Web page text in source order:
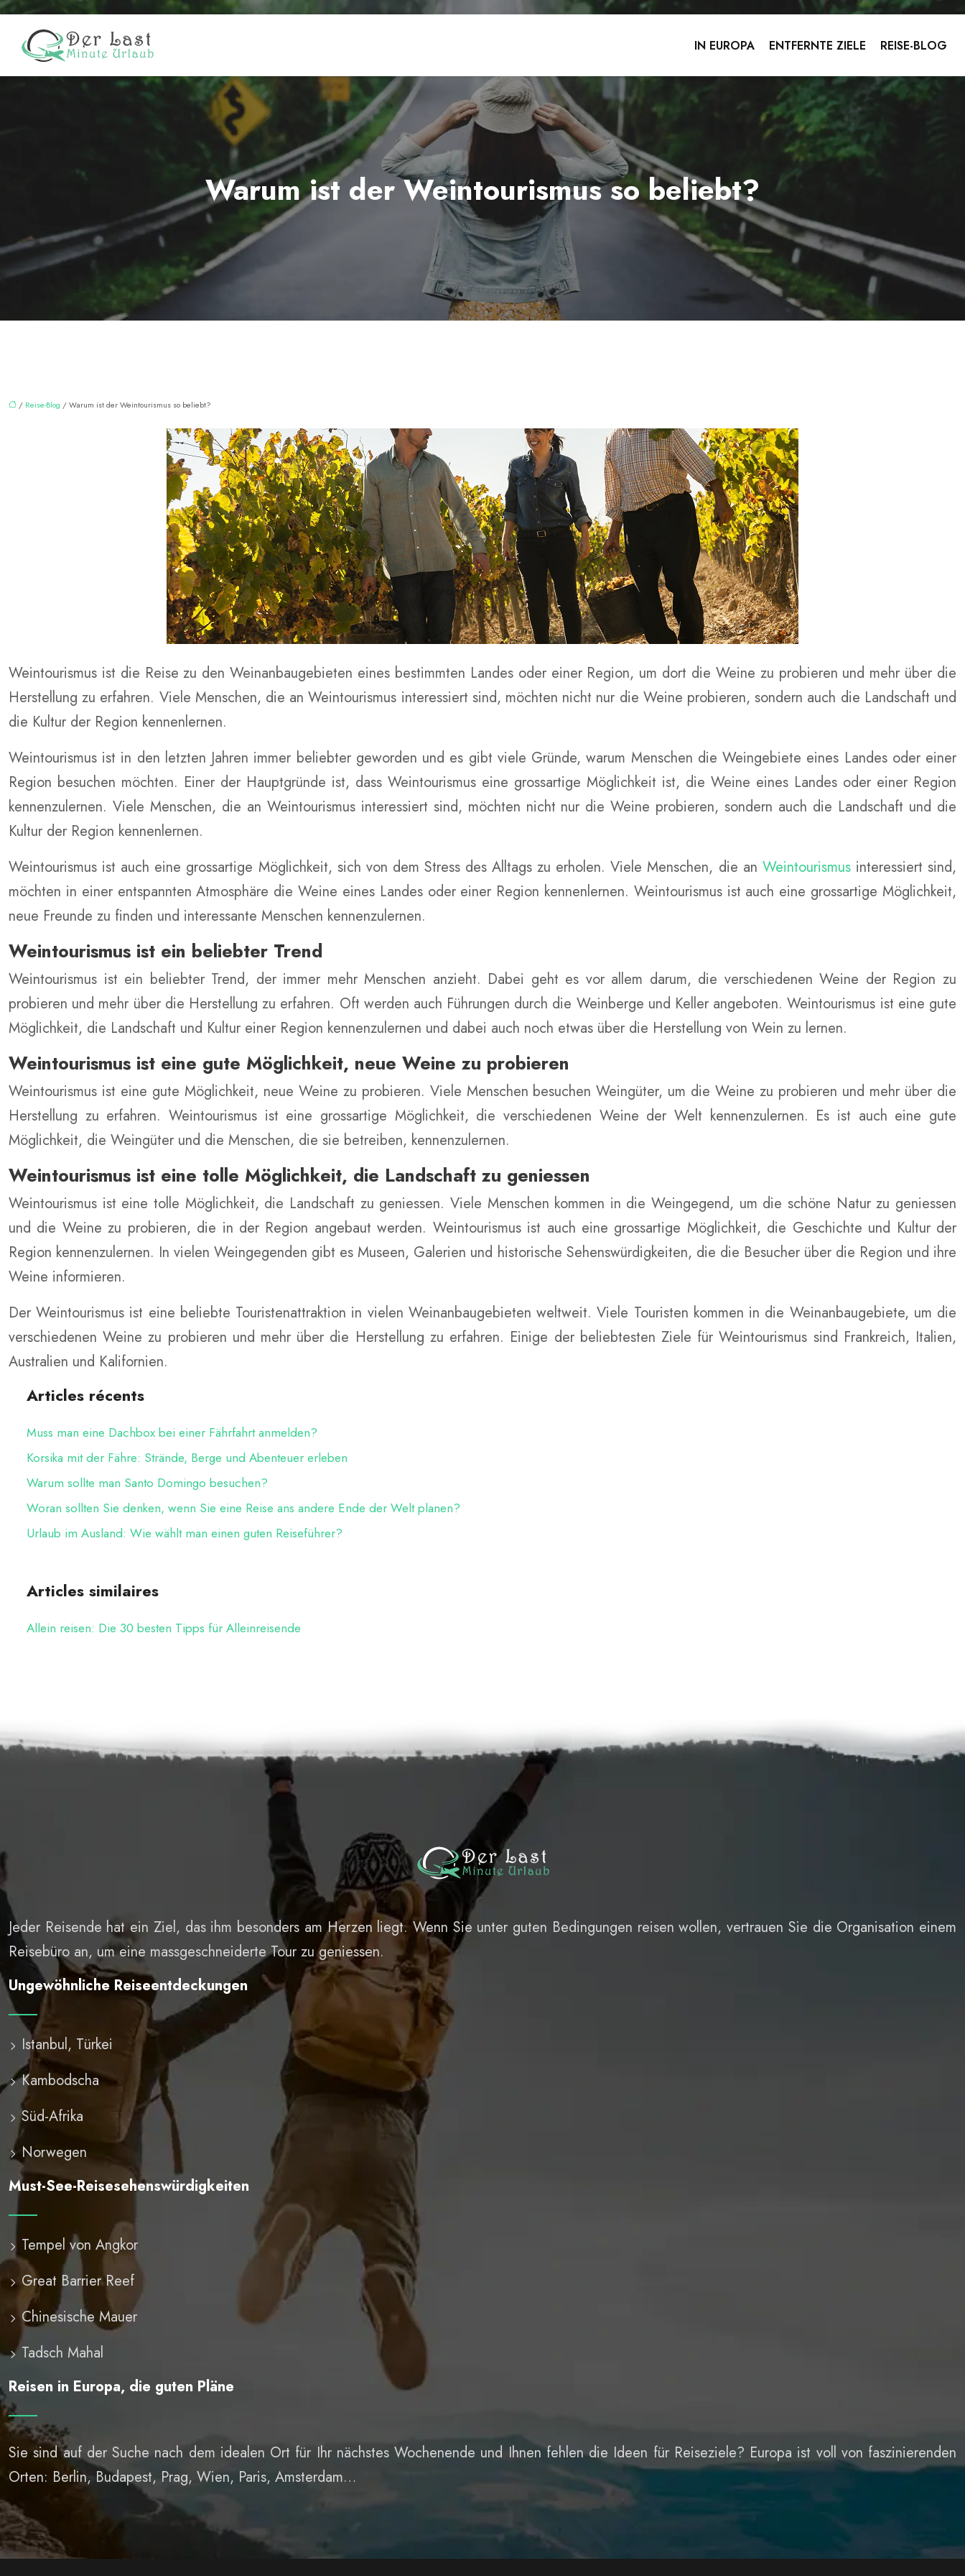
IN EUROPA ENTFERNTE ZIELE REISE-BLOG
Warum ist der Weintourismus so beliebt?
/ Reise-Blog / Warum ist der Weintourismus so beliebt?
Weintourismus ist die Reise zu den Weinanbaugebieten eines bestimmten Landes oder einer Region, um dort die Weine zu probieren und mehr über die
Herstellung zu erfahren. Viele Menschen, die an Weintourismus interessiert sind, möchten nicht nur die Weine probieren, sondern auch die Landschaft und
die Kultur der Region kennenlernen.
Weintourismus ist in den letzten Jahren immer beliebter geworden und es gibt viele Gründe, warum Menschen die Weingebiete eines Landes oder einer
Region besuchen möchten. Einer der Hauptgründe ist, dass Weintourismus eine grossartige Möglichkeit ist, die Weine eines Landes oder einer Region
kennenzulernen. Viele Menschen, die an Weintourismus interessiert sind, möchten nicht nur die Weine probieren, sondern auch die Landschaft und die
Kultur der Region kennenlernen.
Weintourismus ist auch eine grossartige Möglichkeit, sich von dem Stress des Alltags zu erholen. Viele Menschen, die an Weintourismusinteressiert sind,
möchten in einer entspannten Atmosphäre die Weine eines Landes oder einer Region kennenlernen. Weintourismus ist auch eine grossartige Möglichkeit,
neue Freunde zu finden und interessante Menschen kennenzulernen.
Weintourismus ist ein beliebter Trend
Weintourismus ist ein beliebter Trend, der immer mehr Menschen anzieht. Dabei geht es vor allem darum, die verschiedenen Weine der Region zu
probieren und mehr über die Herstellung zu erfahren. Oft werden auch Führungen durch die Weinberge und Keller angeboten. Weintourismus ist eine gute
Möglichkeit, die Landschaft und Kultur einer Region kennenzulernen und dabei auch noch etwas über die Herstellung von Wein zu lernen.
Weintourismus ist eine gute Möglichkeit, neue Weine zu probieren
Weintourismus ist eine gute Möglichkeit, neue Weine zu probieren. Viele Menschen besuchen Weingüter, um die Weine zu probieren und mehr über die
Herstellung zu erfahren. Weintourismus ist eine grossartige Möglichkeit, die verschiedenen Weine der Welt kennenzulernen. Es ist auch eine gute
Möglichkeit, die Weingüter und die Menschen, die sie betreiben, kennenzulernen.
Weintourismus ist eine tolle Möglichkeit, die Landschaft zu geniessen
Weintourismus ist eine tolle Möglichkeit, die Landschaft zu geniessen. Viele Menschen kommen in die Weingegend, um die schöne Natur zu geniessen
und die Weine zu probieren, die in der Region angebaut werden. Weintourismus ist auch eine grossartige Möglichkeit, die Geschichte und Kultur der
Region kennenzulernen. In vielen Weingegenden gibt es Museen, Galerien und historische Sehenswürdigkeiten, die die Besucher über die Region und ihre
Weine informieren.
Der Weintourismus ist eine beliebte Touristenattraktion in vielen Weinanbaugebieten weltweit. Viele Touristen kommen in die Weinanbaugebiete, um die
verschiedenen Weine zu probieren und mehr über die Herstellung zu erfahren. Einige der beliebtesten Ziele für Weintourismus sind Frankreich, Italien,
Australien und Kalifornien.
Articles récents
Muss man eine Dachbox bei einer Fährfahrt anmelden?
Korsika mit der Fähre: Strände, Berge und Abenteuer erleben
Warum sollte man Santo Domingo besuchen?
Woran sollten Sie denken, wenn Sie eine Reise ans andere Ende der Welt planen?
Urlaub im Ausland: Wie wählt man einen guten Reiseführer?
Articles similaires
Allein reisen: Die 30 besten Tipps für Alleinreisende
Jeder Reisende hat ein Ziel, das ihm besonders am Herzen liegt. Wenn Sie unter guten Bedingungen reisen wollen, vertrauen Sie die Organisation einem
Reisebüro an, um eine massgeschneiderte Tour zu geniessen.
Ungewöhnliche Reiseentdeckungen
Istanbul, Türkei
Kambodscha
Süd-Afrika
Norwegen
Must-See-Reisesehenswürdigkeiten
Tempel von Angkor
Great Barrier Reef
Chinesische Mauer
Tadsch Mahal
Reisen in Europa, die guten Pläne
Sie sind auf der Suche nach dem idealen Ort für Ihr nächstes Wochenende und Ihnen fehlen die Ideen für Reiseziele? Europa ist voll von faszinierenden
Orten: Berlin, Budapest, Prag, Wien, Paris, Amsterdam…